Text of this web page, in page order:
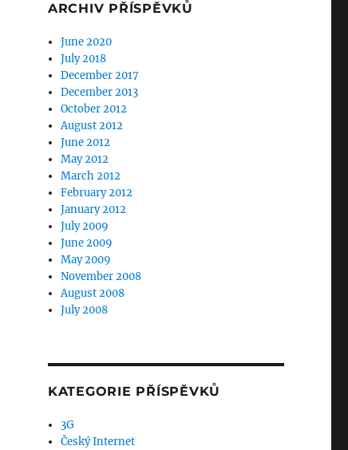
ARCHIV PŘÍSPĚVKŮ
June 2020
July 2018
December 2017
December 2013
October 2012
August 2012
June 2012
May 2012
March 2012
February 2012
January 2012
July 2009
June 2009
May 2009
November 2008
August 2008
July 2008
KATEGORIE PŘÍSPĚVKŮ
3G
Český Internet